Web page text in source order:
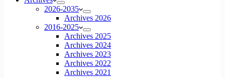
2026-2035
Archives 2026
2016-2025
Archives 2025
Archives 2024
Archives 2023
Archives 2022
Archives 2021